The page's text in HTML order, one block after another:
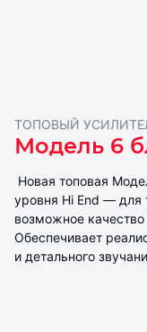
ТОПОВЫЙ
Модель 6
Новая топовая
уровня Hi End —
возможное
Обеспечивает
и детального